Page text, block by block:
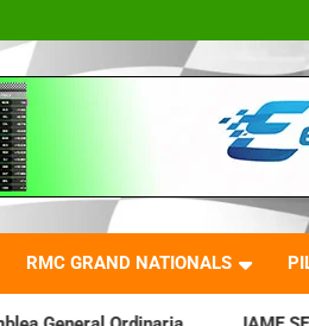
RMC GRAND NATIONALS